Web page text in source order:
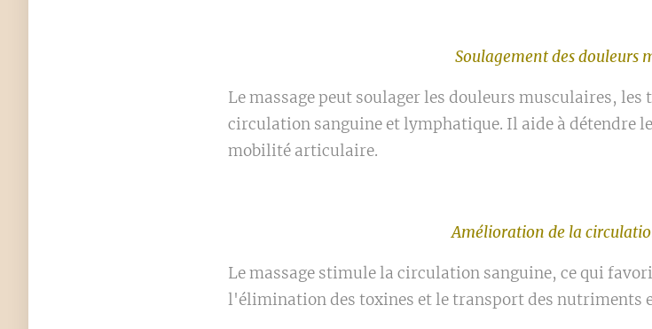
Soulagement des douleurs
Le massage peut soulager les douleurs musculaires,
circulation sanguine et lymphatique. Il aide à détendre
mobilité articulaire.
Amélioration de la
Le massage stimule la circulation sanguine, ce qui
l'élimination des toxines et le transport des nutriments